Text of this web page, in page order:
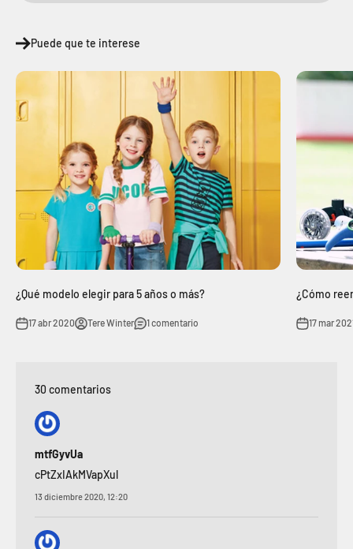
Puede que te interese
¿Qué modelo elegir para 5 años o más?
17 abr 2020 Tere Winter 1 comentario
¿Cómo
17 mar
30 comentarios
mtfGyvUa
cPtZxIAkMVapXul
13 diciembre 2020, 12:20